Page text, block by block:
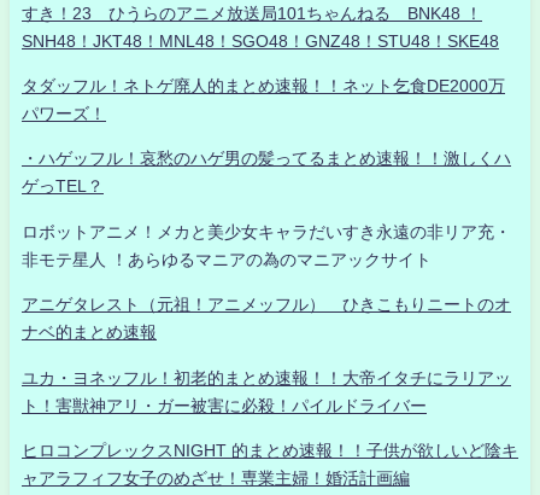
すき！23 ひうらのアニメ放送局101ちゃんねる BNK48 ！
SNH48！JKT48！MNL48！SGO48！GNZ48！STU48！SKE48
タダッフル！ネトゲ廃人的まとめ速報！！ネット乞食DE2000万
パワーズ！
・ハゲッフル！哀愁のハゲ男の髪ってるまとめ速報！！激しくハ
ゲっTEL？
ロボットアニメ！メカと美少女キャラだいすき永遠の非リア充・
非モテ星人 ！あらゆるマニアの為のマニアックサイト
アニゲタレスト（元祖！アニメッフル） ひきこもりニートのオ
ナベ的まとめ速報
ユカ・ヨネッフル！初老的まとめ速報！！大帝イタチにラリアッ
ト！害獣神アリ・ガー被害に必殺！パイルドライバー
ヒロコンプレックスNIGHT 的まとめ速報！！子供が欲しいど陰キ
ャアラフィフ女子のめざせ！専業主婦！婚活計画編